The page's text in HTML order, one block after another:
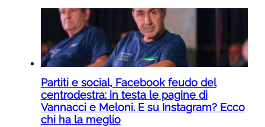
Partiti e social, Facebook feudo del
centrodestra: in testa le pagine di
Vannacci e Meloni. E su Instagram? Ecco
chi ha la meglio